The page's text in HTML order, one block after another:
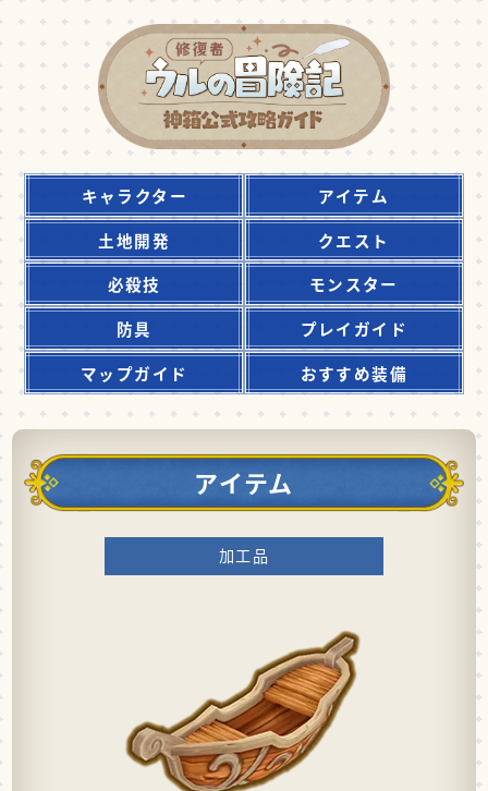
キャラクター
アイテム
土地開発
クエスト
必殺技
モンスター
防具
プレイガイド
マップガイド
おすすめ装備
アイテム
加工品